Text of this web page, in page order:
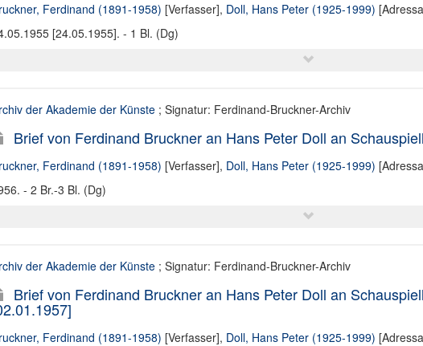
Ferdinand (1891-1958) [Verfasser], Doll, Hans Peter (1925-1999)
[24.05.1955]. - 1 Bl. (Dg)
der Akademie der Künste; Signatur: Ferdinand-Bruckner-Archiv
Brief von Ferdinand Bruckner an Hans Peter Doll an
Ferdinand (1891-1958) [Verfasser], Doll, Hans Peter (1925-1999)
- 2 Br.-3 Bl. (Dg)
der Akademie der Künste; Signatur: Ferdinand-Bruckner-Archiv
Brief von Ferdinand Bruckner an Hans Peter Doll an
Ferdinand (1891-1958) [Verfasser], Doll, Hans Peter (1925-1999)